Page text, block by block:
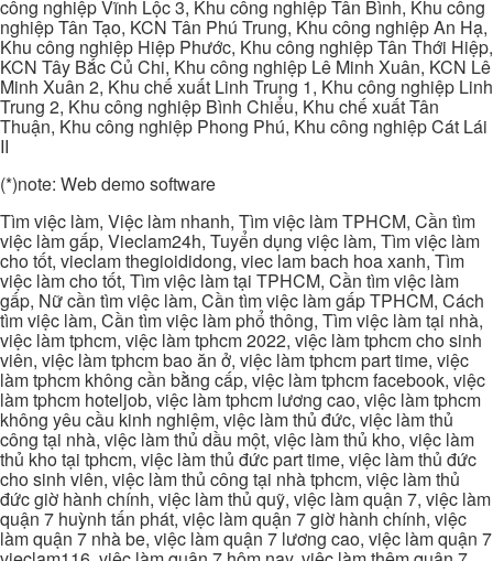
công nghiệp Vĩnh Lộc 3, Khu công nghiệp Tân Bình, Khu công
nghiệp Tân Tạo, KCN Tân Phú Trung, Khu công nghiệp An Hạ,
Khu công nghiệp Hiệp Phước, Khu công nghiệp Tân Thới Hiệp,
KCN Tây Bắc Củ Chi, Khu công nghiệp Lê Minh Xuân, KCN Lê
Minh Xuân 2, Khu chế xuất Linh Trung 1, Khu công nghiệp Linh
Trung 2, Khu công nghiệp Bình Chiểu, Khu chế xuất Tân
Thuận, Khu công nghiệp Phong Phú, Khu công nghiệp Cát Lái
II
(*)note: Web demo software
Tìm việc làm, Việc làm nhanh, Tìm việc làm TPHCM, Cần tìm
việc làm gấp, Vieclam24h, Tuyển dụng việc làm, Tìm việc làm
cho tốt, vieclam thegioididong, viec lam bach hoa xanh, Tìm
việc làm cho tốt, Tìm việc làm tại TPHCM, Cần tìm việc làm
gấp, Nữ cần tìm việc làm, Cần tìm việc làm gấp TPHCM, Cách
tìm việc làm, Cần tìm việc làm phổ thông, Tìm việc làm tại nhà,
việc làm tphcm, việc làm tphcm 2022, việc làm tphcm cho sinh
viên, việc làm tphcm bao ăn ở, việc làm tphcm part time, việc
làm tphcm không cần bằng cấp, việc làm tphcm facebook, việc
làm tphcm hoteljob, việc làm tphcm lương cao, việc làm tphcm
không yêu cầu kinh nghiệm, việc làm thủ đức, việc làm thủ
công tại nhà, việc làm thủ dầu một, việc làm thủ kho, việc làm
thủ kho tại tphcm, việc làm thủ đức part time, việc làm thủ đức
cho sinh viên, việc làm thủ công tại nhà tphcm, việc làm thủ
đức giờ hành chính, việc làm thủ quỹ, việc làm quận 7, việc làm
quận 7 huỳnh tấn phát, việc làm quận 7 giờ hành chính, việc
làm quận 7 nhà be, việc làm quận 7 lương cao, việc làm quận 7